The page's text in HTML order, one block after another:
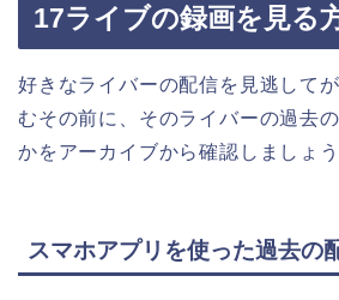
17ライブの録画を見る
好きなライバーの配信を見逃して
むその前に、そのライバーの過去
かをアーカイブから確認しましょう
スマホアプリを使った過去の